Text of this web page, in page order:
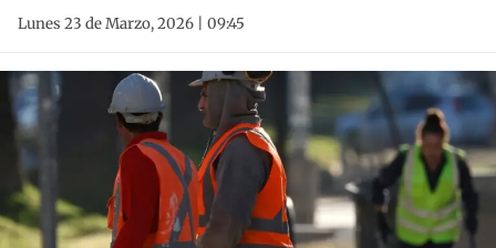
Lunes 23 de Marzo, 2026 | 09:45